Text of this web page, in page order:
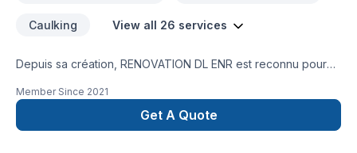
Caulking View all 26 services
Depuis sa création, RENOVATION DL ENR est reconnu pour
Cuisine, Démolition, Gouttières, Gypse, Insonorisation,
Isolation sous-sol,Isolation mur, Patio, Peinture, Peinture
extérieur, Plancher, Revêtement extérieur, Salle de bain,
Member Since 2021
Get A Quote